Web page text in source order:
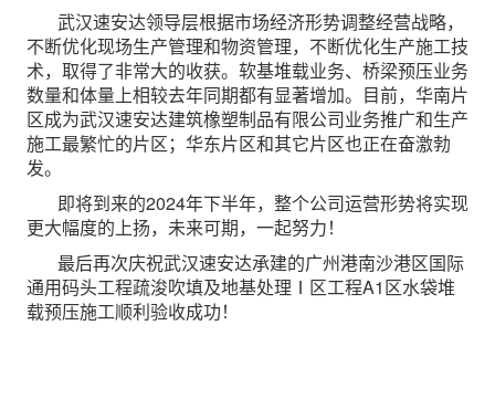
武汉速安达领导层根据市场经济形势调整经营战略，
不断优化现场生产管理和物资管理，不断优化生产施工技
术，取得了非常大的收获。软基堆载业务、桥梁预压业务
数量和体量上相较去年同期都有显著增加。目前，华南片
区成为武汉速安达建筑橡塑制品有限公司业务推广和生产
施工最繁忙的片区；华东片区和其它片区也正在奋激勃
发。
即将到来的2024年下半年，整个公司运营形势将实现
更大幅度的上扬，未来可期，一起努力！
最后再次庆祝武汉速安达承建的广州港南沙港区国际
通用码头工程疏浚吹填及地基处理Ⅰ区工程A1区水袋堆
载预压施工顺利验收成功！